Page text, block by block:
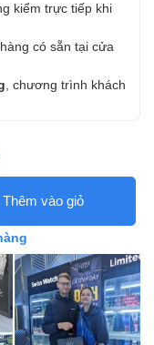
kiểm trực tiếp khi
có sẵn tại cửa
, chương trình khách
Thêm vào giỏ